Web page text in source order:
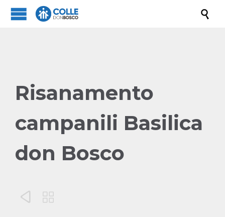

Risanamento
campanili Basilica
don Bosco
 